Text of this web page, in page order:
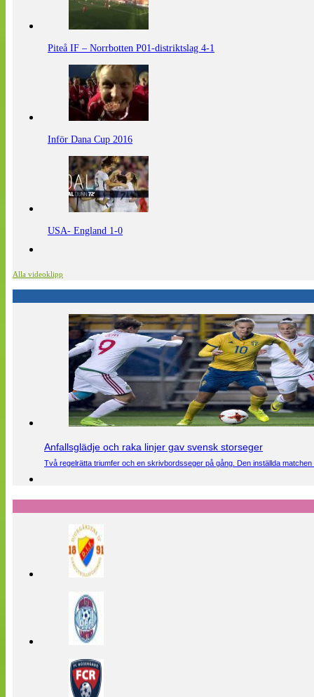
Piteå IF – Norrbotten P01-distriktslag 4-1
Inför Dana Cup 2016
USA- England 1-0
Alla videoklipp
Anfallsglädje och raka linjer gav svensk storseger
Två regelrätta triumfer och en skrivbordsseger på gång. Den inställda